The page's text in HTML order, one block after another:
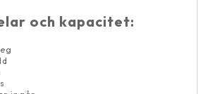
och kapacitet: